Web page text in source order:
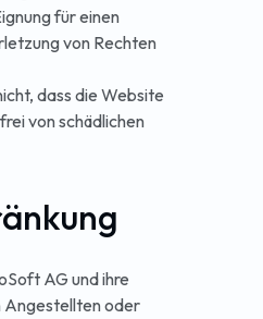
für einen
von Rechten
dass die Website
von schädlichen
AG und ihre
Angestellten oder